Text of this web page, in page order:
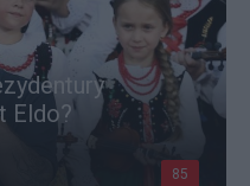
Eldo?
85